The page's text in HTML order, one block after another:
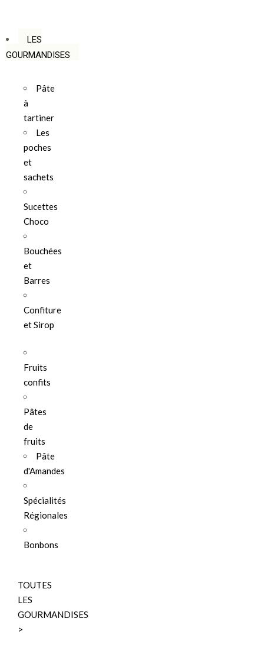
LES
GOURMANDISES
Pâte
à
tartiner
Les
poches
et
sachets
Sucettes
Choco
Bouchées
et
Barres
Confiture
et Sirop
Fruits
confits
Pâtes
de
fruits
Pâte
d'Amandes
Spécialités
Régionales
Bonbons
TOUTES
LES
GOURMANDISES
>